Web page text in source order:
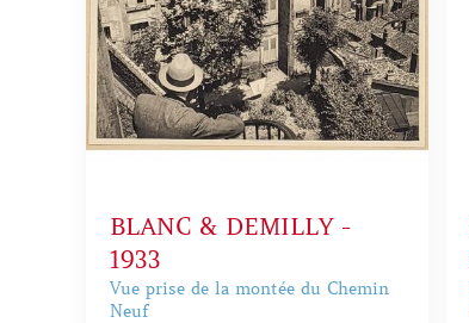
BLANC & DEMILLY -
1933
Vue prise de la montée du Chemin
Neuf